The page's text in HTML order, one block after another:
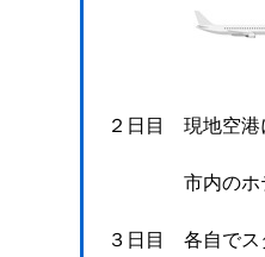
２日目 現地空港
市内のホテル
３日目 各自でス